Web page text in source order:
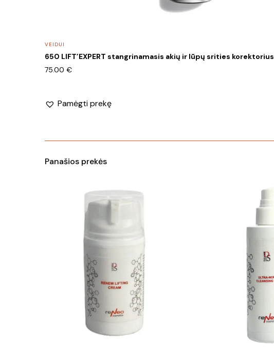
VEIDUI
650 LIFT’EXPERT stangrinamasis akių ir lūpų srities korektorius
75.00 €
Pamėgti prekę
Panašios prekės